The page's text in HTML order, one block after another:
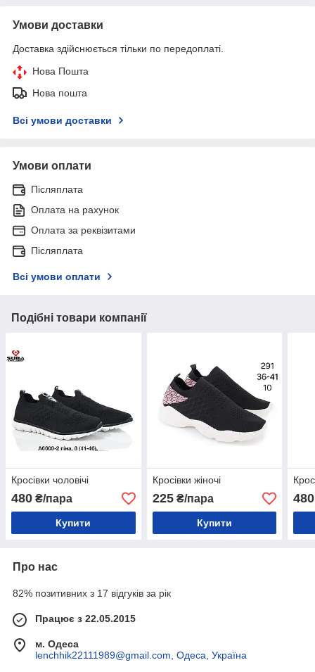
Умови доставки
Доставка здійснюється тільки по передоплаті.
Нова Пошта
Нова пошта
Всі умови доставки
Умови оплати
Післяплата
Оплата на рахунок
Оплата за реквізитами
Післяплата
Всі умови оплати
Подібні товари компанії
Кросівки чоловічі
480 ₴/пара
Купити
Кросівки жіночі
225₴/пара
Купити
480
Про нас
82% позитивних з 17 відгуків за рік
Працює з 22.05.2015
м. Одеса
lenchhik22111989@gmail.com, Одеса, Україна